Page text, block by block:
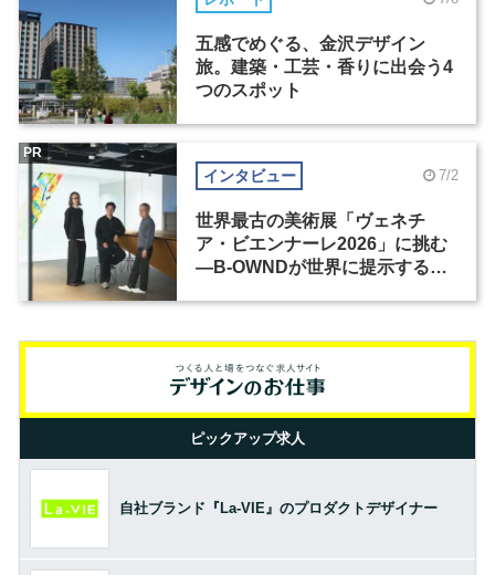
五感でめぐる、金沢デザイン
旅。建築・工芸・香りに出会う4
つのスポット
インタビュー 7/2
世界最古の美術展「ヴェネチ
ア・ビエンナーレ2026」に挑む
―B-OWNDが世界に提示する美
PR
ピックアップ求人
自社ブランド『La-VIE』のプロダクトデザイナー